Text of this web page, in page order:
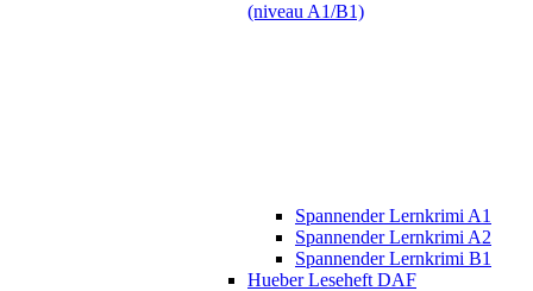
(niveau A1/B1)
Spannender Lernkrimi A1
Spannender Lernkrimi A2
Spannender Lernkrimi B1
Hueber Leseheft DAF